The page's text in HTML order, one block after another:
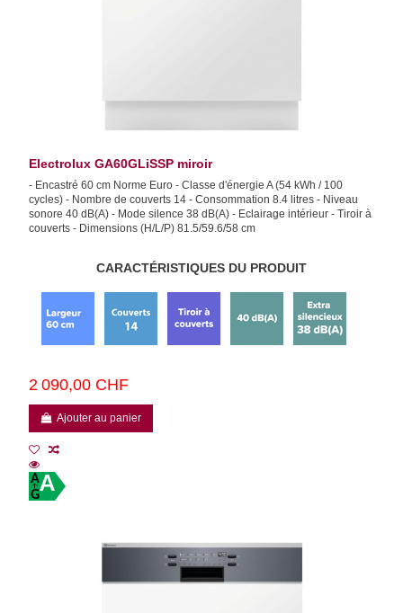
Electrolux GA60GLiSSP miroir
- Encastré 60 cm Norme Euro - Classe d'énergie A (54 kWh / 100
cycles) - Nombre de couverts 14 - Consommation 8.4 litres - Niveau
sonore 40 dB(A) - Mode silence 38 dB(A) - Eclairage intérieur - Tiroir à
couverts - Dimensions (H/L/P) 81.5/59.6/58 cm
CARACTÉRISTIQUES DU PRODUIT
2 090,00 CHF
Ajouter au panier
A